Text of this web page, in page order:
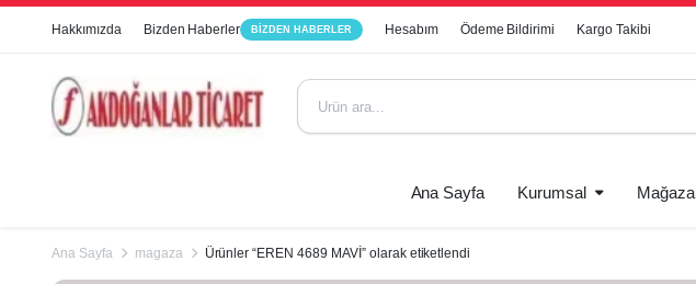
Hakkımızda Bizden Haberler BIZDEN HABERLER Hesabım Ödeme Bildirimi Kargo Takibi
Ana Sayfa Kurumsal Mağaza
Ana Sayfa magaza Ürünler “EREN 4689 MAVİ” olarak etiketlendi